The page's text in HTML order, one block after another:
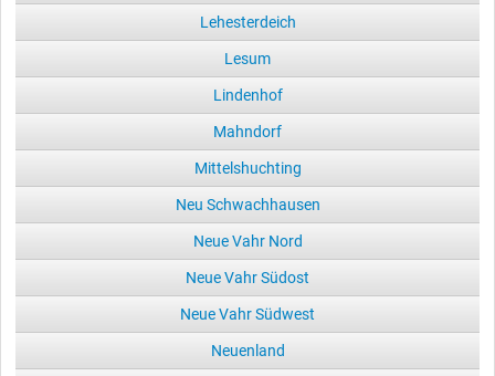
Lehesterdeich
Lesum
Lindenhof
Mahndorf
Mittelshuchting
Neu Schwachhausen
Neue Vahr Nord
Neue Vahr Südost
Neue Vahr Südwest
Neuenland